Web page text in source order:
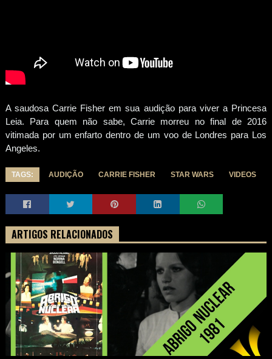
A saudosa Carrie Fisher em sua audição para viver a Princesa
Leia. Para quem não sabe, Carrie morreu no final de 2016
vitimada por um enfarto dentro de um voo de Londres para Los
Angeles.
TAGS: AUDIÇÃO CARRIE FISHER STAR WARS VIDEOS
ARTIGOS RELACIONADOS